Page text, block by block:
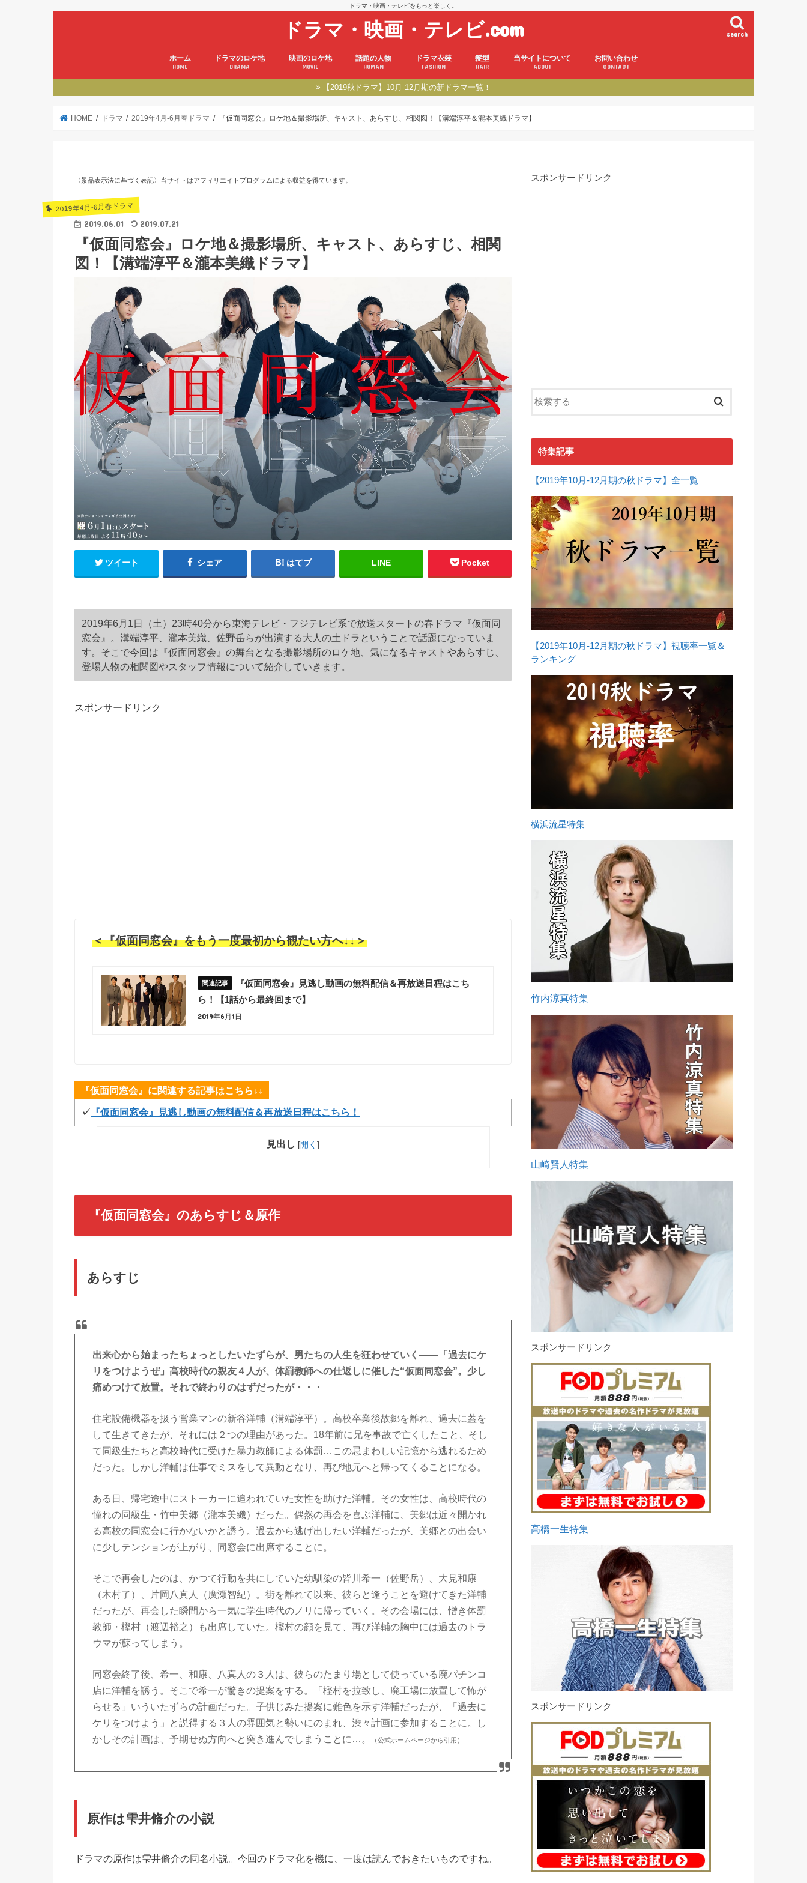
ドラマ・映画・テレビをもっと楽しく。
ドラマ・映画・テレビ.com search
ホーム
HOME
ドラマのロケ地
DRAMA
映画のロケ地
MOVIE
話題の人物
HUMAN
ドラマ衣装
FASHION
髪型
HAIR
当サイトについて
ABOUT
お問い合わせ
CONTACT
【2019秋ドラマ】10月-12月期の新ドラマ一覧！
HOME ドラマ 2019年4月-6月春ドラマ 『仮面同窓会』ロケ地＆撮影場所、キャスト、あらすじ、相関図！【溝端淳平＆瀧本美織ドラマ】
〈景品表示法に基づく表記〉当サイトはアフィリエイトプログラムによる収益を得ています。
2019年4月-6月春ドラマ
2019.06.01 2019.07.21
『仮面同窓会』ロケ地＆撮影場所、キャスト、あらすじ、相関
図！【溝端淳平＆瀧本美織ドラマ】
ツイート シェア はてブ LINE Pocket
2019年6月1日（土）23時40分から東海テレビ・フジテレビ系で放送スタートの春ドラマ『仮面同
窓会』。溝端淳平、瀧本美織、佐野岳らが出演する大人の土ドラということで話題になっていま
す。そこで今回は『仮面同窓会』の舞台となる撮影場所のロケ地、気になるキャストやあらすじ、
登場人物の相関図やスタッフ情報について紹介していきます。
スポンサードリンク
＜『仮面同窓会』をもう一度最初から観たい方へ↓↓＞
『仮面同窓会』見逃し動画の無料配信＆再放送日程はこち
ら！【1話から最終回まで】
2019年6月1日
『仮面同窓会』に関連する記事はこちら↓↓
✓ 『仮面同窓会』見逃し動画の無料配信＆再放送日程はこちら！
見出し [開く ]
『仮面同窓会』のあらすじ＆原作
あらすじ
出来心から始まったちょっとしたいたずらが、男たちの人生を狂わせていく――「過去にケ
リをつけようぜ」高校時代の親友４人が、体罰教師への仕返しに催した“仮面同窓会”。少し
痛めつけて放置。それで終わりのはずだったが・・・
住宅設備機器を扱う営業マンの新谷洋輔（溝端淳平）。高校卒業後故郷を離れ、過去に蓋を
して生きてきたが、それには２つの理由があった。18年前に兄を事故で亡くしたこと、そし
て同級生たちと高校時代に受けた暴力教師による体罰…この忌まわしい記憶から逃れるため
だった。しかし洋輔は仕事でミスをして異動となり、再び地元へと帰ってくることになる。
ある日、帰宅途中にストーカーに追われていた女性を助けた洋輔。その女性は、高校時代の
憧れの同級生・竹中美郷（瀧本美織）だった。偶然の再会を喜ぶ洋輔に、美郷は近々開かれ
る高校の同窓会に行かないかと誘う。過去から逃げ出したい洋輔だったが、美郷との出会い
に少しテンションが上がり、同窓会に出席することに。
そこで再会したのは、かつて行動を共にしていた幼馴染の皆川希一（佐野岳）、大見和康
（木村了）、片岡八真人（廣瀬智紀）。街を離れて以来、彼らと逢うことを避けてきた洋輔
だったが、再会した瞬間から一気に学生時代のノリに帰っていく。その会場には、憎き体罰
教師・樫村（渡辺裕之）も出席していた。樫村の顔を見て、再び洋輔の胸中には過去のトラ
ウマが蘇ってしまう。
同窓会終了後、希一、和康、八真人の３人は、彼らのたまり場として使っている廃パチンコ
店に洋輔を誘う。そこで希一が驚きの提案をする。「樫村を拉致し、廃工場に放置して怖が
らせる」いういたずらの計画だった。子供じみた提案に難色を示す洋輔だったが、「過去に
ケリをつけよう」と説得する３人の雰囲気と勢いにのまれ、渋々計画に参加することに。し
かしその計画は、予期せぬ方向へと突き進んでしまうことに…。
（公式ホームページから引用）
原作は雫井脩介の小説
ドラマの原作は雫井脩介の同名小説。今回のドラマ化を機に、一度は読んでおきたいものですね。
スポンサードリンク
特集記事
【2019年10月-12月期の秋ドラマ】全一覧
【2019年10月-12月期の秋ドラマ】視聴率一覧＆
ランキング
横浜流星特集
竹内涼真特集
山崎賢人特集
スポンサードリンク
高橋一生特集
スポンサードリンク